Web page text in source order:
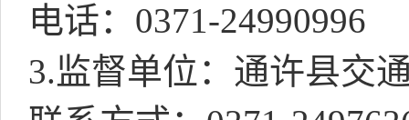
电话： 0371-24990996
3.监督单位：通许县交